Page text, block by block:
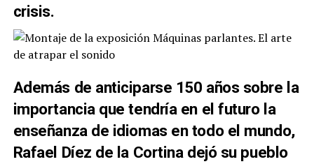
crisis.
Además de anticiparse 150 años sobre la
importancia que tendría en el futuro la
enseñanza de idiomas en todo el mundo,
Rafael Díez de la Cortina dejó su pueblo